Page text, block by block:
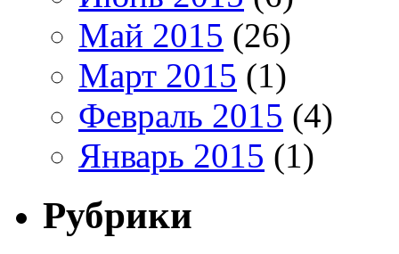
Май 2015 (26)
Март 2015 (1)
Февраль 2015 (4)
Январь 2015 (1)
Рубрики